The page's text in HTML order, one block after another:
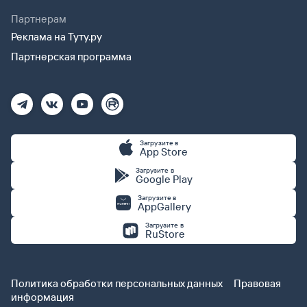
Партнерам
Реклама на Туту.ру
Партнерская программа
Загрузите в
App Store
Загрузите в
Google Play
Загрузите в
AppGallery
Загрузите в
RuStore
Политика обработки персональных данных
Правовая
информация